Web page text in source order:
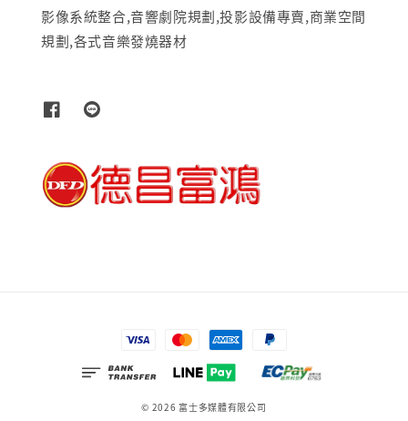
影像系統整合,音響劇院規劃,投影設備專賣,商業空間
規劃,各式音樂發燒器材
© 2026 富士多媒體有限公司